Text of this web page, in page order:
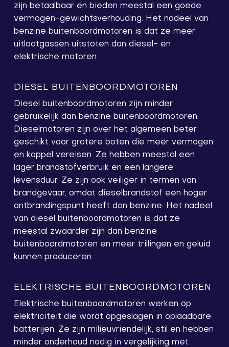
zijn betaalbaar en bieden meestal een goede
vermogen-gewichtsverhouding. Het nadeel van
benzine buitenboordmotoren is dat ze meer
uitlaatgassen uitstoten dan diesel- en
elektrische motoren.
DIESEL BUITENBOORDMOTOREN
Diesel buitenboordmotoren zijn minder
gebruikelijk dan benzine buitenboordmotoren.
Dieselmotoren zijn over het algemeen beter
geschikt voor grotere boten die meer vermogen
en koppel vereisen. Ze hebben meestal een
lager brandstofverbruik en een langere
levensduur. Ze zijn ook veiliger in termen van
brandgevaar, omdat dieselbrandstof een hoger
ontbrandingspunt heeft dan benzine. Het nadeel
van diesel buitenboordmotoren is dat ze
meestal zwaarder zijn dan benzine
buitenboordmotoren en meer trillingen en geluid
kunnen produceren.
ELEKTRISCHE BUITENBOORDMOTOREN
Elektrische buitenboordmotoren werken op
elektriciteit die wordt opgeslagen in oplaadbare
batterijen. Ze zijn milieuvriendelijk, stil en hebben
minder onderhoud nodig in vergelijking met